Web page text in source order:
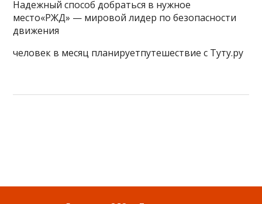
Надежный способ добраться в нужное
место«РЖД» — мировой лидер по безопасности
движения
человек в месяц планируетпутешествие с Туту.ру